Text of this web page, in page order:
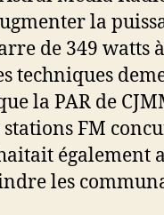
la
de 349 watts
techniques
la PAR de
FM
également
les